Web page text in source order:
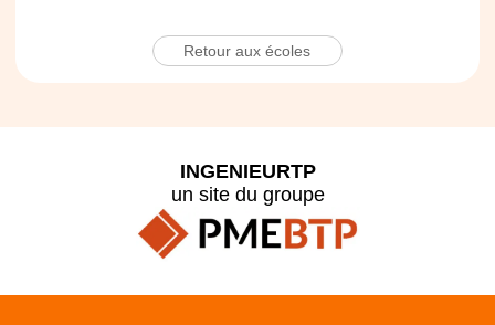
Retour aux écoles
INGENIEURTP
un site du groupe